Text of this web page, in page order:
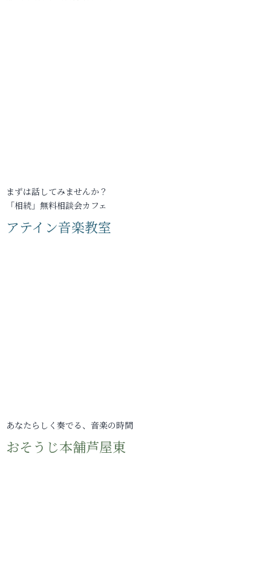
まずは話してみませんか？
「相続」無料相談会カフェ
アテイン音楽教室
あなたらしく奏でる、音楽の時間
おそうじ本舗芦屋東